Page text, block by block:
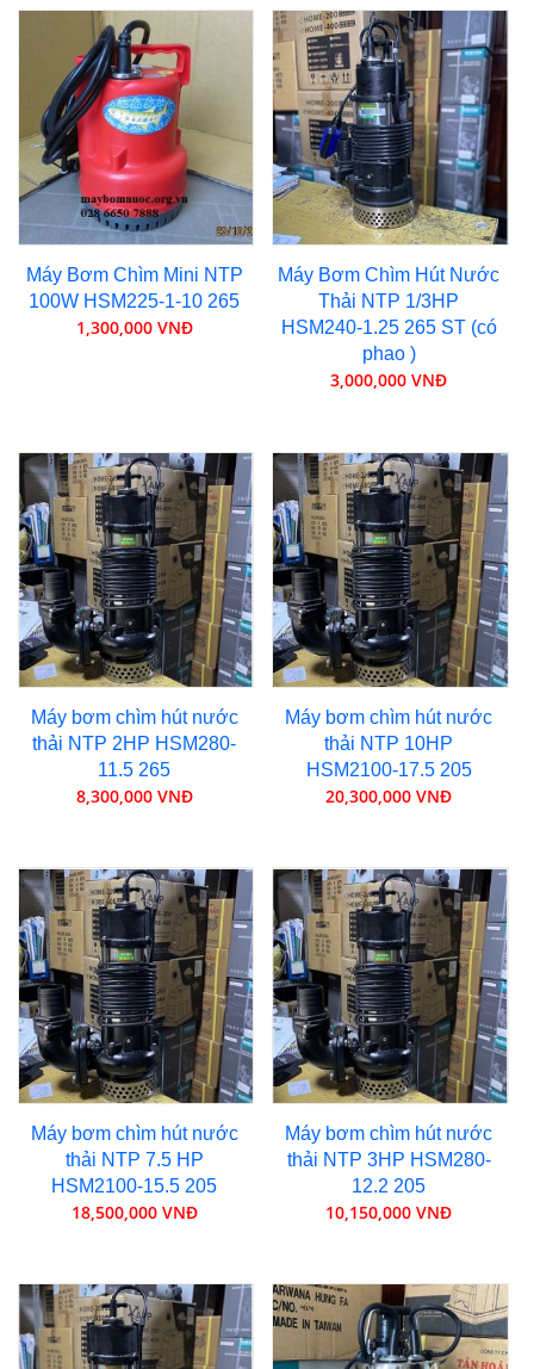
Máy Bơm Chìm Mini NTP
100W HSM225-1-10 265
1,300,000 VNĐ
Máy Bơm Chìm Hút Nước
Thải NTP 1/3HP
HSM240-1.25 265 ST (có
phao )
3,000,000 VNĐ
Máy bơm chìm hút nước
thải NTP 2HP HSM280-
11.5 265
8,300,000 VNĐ
Máy bơm chìm hút nước
thải NTP 10HP
HSM2100-17.5 205
20,300,000 VNĐ
Máy bơm chìm hút nước
thải NTP 7.5 HP
HSM2100-15.5 205
18,500,000 VNĐ
Máy bơm chìm hút nước
thải NTP 3HP HSM280-
12.2 205
10,150,000 VNĐ